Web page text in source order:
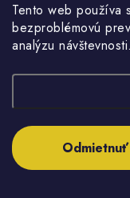
Tento web používa
bezproblémovú
analýzu
Odmietnuť
zásobníkový
Storatherm Aqua
400/1M_C, s